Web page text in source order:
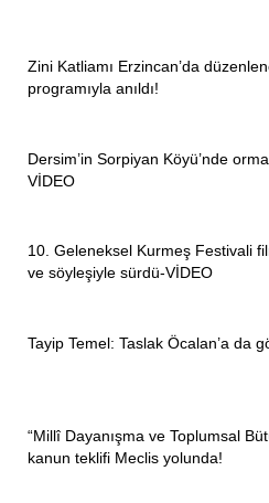
Zini Katliamı Erzincan’da
programıyla anıldı!
Dersim’in Sorpiyan Köyü’nde
VİDEO
10. Geleneksel Kurmeş Festivali
ve söyleşiyle sürdü-VİDEO
Tayip Temel: Taslak Öcalan’a da
“Millî Dayanışma ve Toplumsal
kanun teklifi Meclis yolunda!